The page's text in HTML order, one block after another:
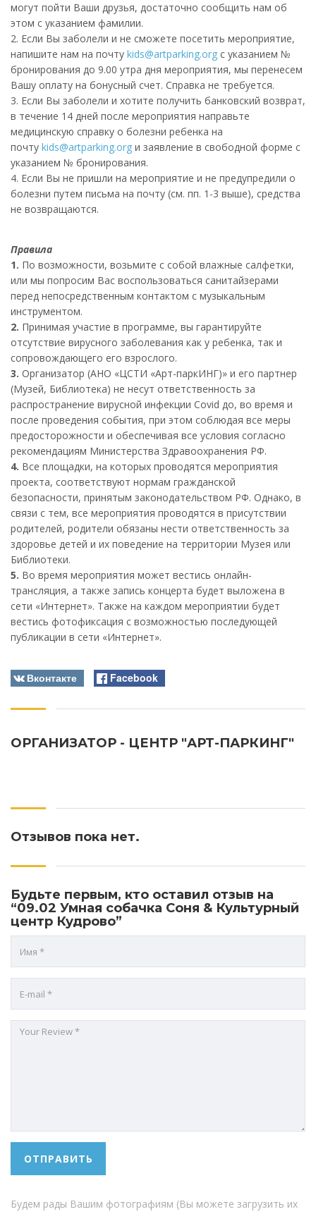
могут пойти Ваши друзья, достаточно сообщить нам об
этом с указанием фамилии.
2. Если Вы заболели и не сможете посетить мероприятие,
напишите нам на почту kids@artparking.org с указанием №
бронирования до 9.00 утра дня мероприятия, мы перенесем
Вашу оплату на бонусный счет. Справка не требуется.
3. Если Вы заболели и хотите получить банковский возврат,
в течение 14 дней после мероприятия направьте
медицинскую справку о болезни ребенка на
почту kids@artparking.org и заявление в свободной форме с
указанием № бронирования.
4. Если Вы не пришли на мероприятие и не предупредили о
болезни путем письма на почту (см. пп. 1-3 выше), средства
не возвращаются.
Правила
1. По возможности, возьмите с собой влажные салфетки,
или мы попросим Вас воспользоваться санитайзерами
перед непосредственным контактом с музыкальным
инструментом.
2. Принимая участие в программе, вы гарантируйте
отсутствие вирусного заболевания как у ребенка, так и
сопровождающего его взрослого.
3. Организатор (АНО «ЦСТИ «Арт-паркИНГ)» и его партнер
(Музей, Библиотека) не несут ответственность за
распространение вирусной инфекции Covid до, во время и
после проведения события, при этом соблюдая все меры
предосторожности и обеспечивая все условия согласно
рекомендациям Министерства Здравоохранения РФ.
4. Все площадки, на которых проводятся мероприятия
проекта, соответствуют нормам гражданской
безопасности, принятым законодательством РФ. Однако, в
связи с тем, все мероприятия проводятся в присутствии
родителей, родители обязаны нести ответственность за
здоровье детей и их поведение на территории Музея или
Библиотеки.
5. Во время мероприятия может вестись онлайн-
трансляция, а также запись концерта будет выложена в
сети «Интернет». Также на каждом мероприятии будет
вестись фотофиксация с возможностью последующей
публикации в сети «Интернет».
Вконтакте Facebook
ОРГАНИЗАТОР - ЦЕНТР "АРТ-ПАРКИНГ"
Отзывов пока нет.
Будьте первым, кто оставил отзыв на
“09.02 Умная собачка Соня & Культурный
центр Кудрово”
Будем рады Вашим фотографиям (Вы можете загрузить их